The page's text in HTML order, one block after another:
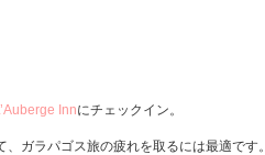
Innにチェックイン。
ガラパゴス旅の疲れを取るには最適です。